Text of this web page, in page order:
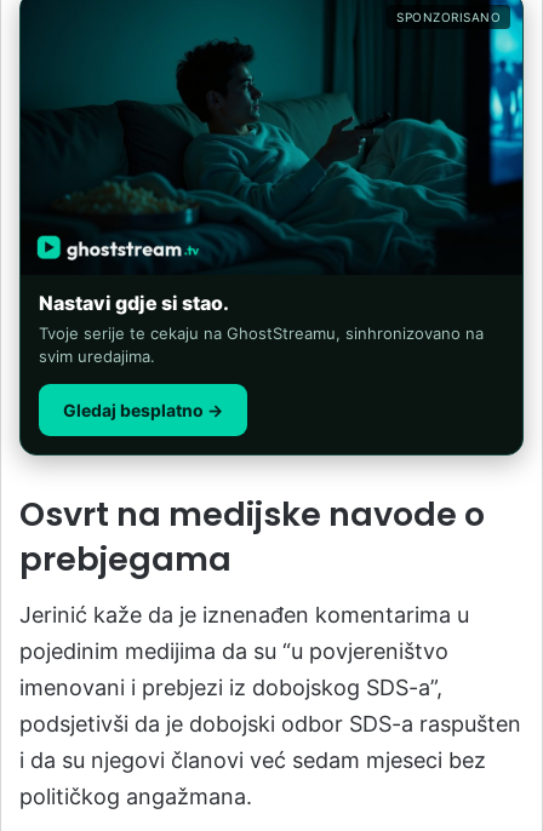
SPONZORISANO
Nastavi gdje si stao.
Tvoje serije te cekaju na GhostStreamu, sinhronizovano na
svim uredajima.
Gledaj besplatno →
Osvrt na medijske navode o
prebjegama
Jerinić kaže da je iznenađen komentarima u
pojedinim medijima da su “u povjereništvo
imenovani i prebjezi iz dobojskog SDS-a”,
podsjetivši da je dobojski odbor SDS-a raspušten
i da su njegovi članovi već sedam mjeseci bez
političkog angažmana.